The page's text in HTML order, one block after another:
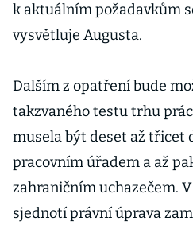
k aktuálním požadavkům
vysvětluje Augusta.
Dalším z opatření bude
takzvaného testu trhu
musela být deset až třicet
pracovním úřadem a až
zahraničním uchazečem.
sjednotí právní úprava